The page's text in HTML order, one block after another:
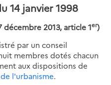
14 janvier 1998
décembre 2013, article 1er)
par un conseil
membres dotés chacun
aux dispositions de
l'urbanisme.